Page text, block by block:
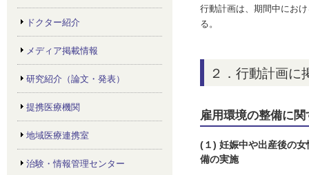
行動計画は、期間中にお
る。
２．行動計画に
雇用環境の整備に関
(１) 妊娠中や出産後の
備の実施
ドクター紹介
メディア掲載情報
研究紹介（論文・発表）
提携医療機関
地域医療連携室
治験・情報管理センター